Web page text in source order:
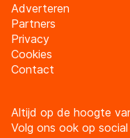
Adverteren
Partners
Privacy
Cookies
Contact
Altijd op de hoogte
Volg ons ook op